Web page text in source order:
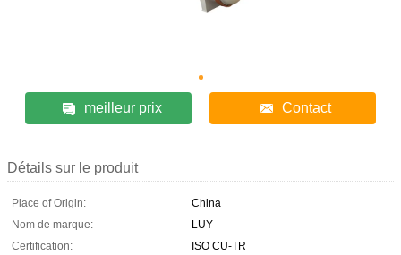
meilleur prix Contact
Détails sur le produit
Place of Origin:
China
Nom de marque:
LUY
Certification:
ISO CU-TR